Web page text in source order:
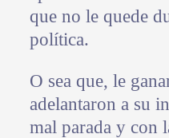
que no le quede
política.
O sea que, le
adelantaron a su
mal parada y con